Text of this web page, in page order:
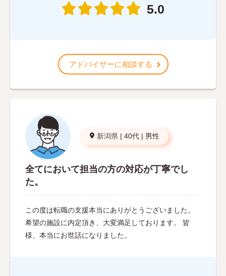
5.0
アドバイザーに相談する
新潟県 | 40代 | 男性
全てにおいて担当の方の対応が丁寧でし
た。
この度は転職の支援本当にありがとうございました。
希望の施設に内定頂き、大変満足しております。 皆
様、本当にお世話になりました。